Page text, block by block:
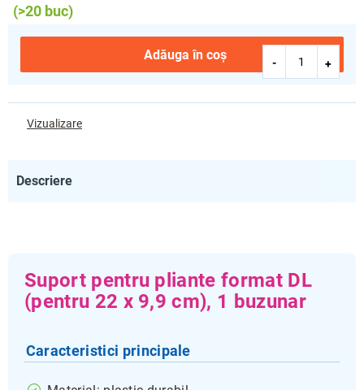
(>20 buc)
Adăuga în coş
Vizualizare
Descriere
Suport pentru pliante format DL
(pentru 22 x 9,9 cm), 1 buzunar
Caracteristici principale